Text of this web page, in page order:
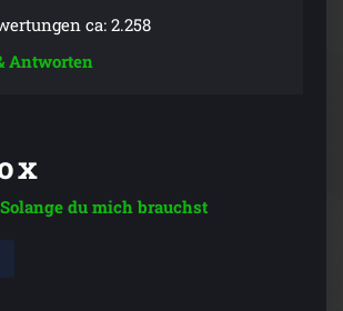
ca: 2.258
Antworten
du mich brauchst